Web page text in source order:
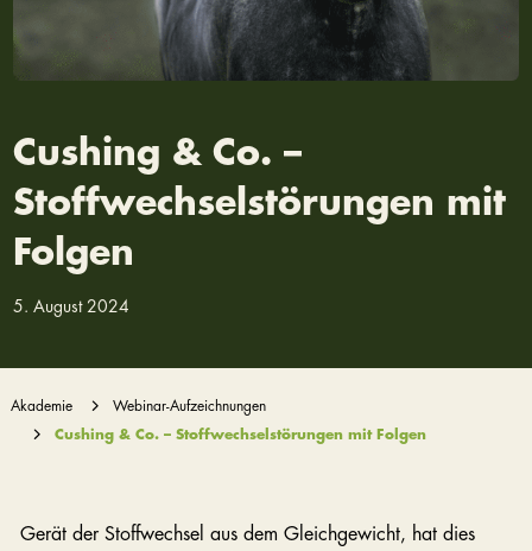
Cushing & Co. –
Stoffwechselstörungen mit
Folgen
5. August 2024
Akademie
Webinar-Aufzeichnungen
Cushing & Co. – Stoffwechselstörungen mit Folgen
Gerät der Stoffwechsel aus dem Gleichgewicht, hat dies